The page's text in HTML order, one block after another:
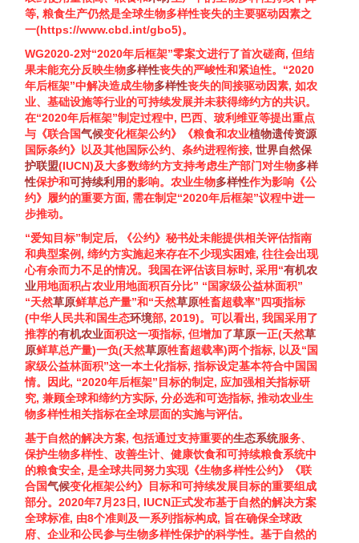
等, 粮食生产仍然是全球生物多样性丧失的主要驱动因素之
一(https://www.cbd.int/gbo5)。
WG2020-2对“2020年后框架”零案文进行了首次磋商, 但结
果未能充分反映生物多样性丧失的严峻性和紧迫性。“2020
年后框架”中解决造成生物多样性丧失的间接驱动因素, 如农
业、基础设施等行业的可持续发展并未获得缔约方的共识。
在“2020年后框架”制定过程中, 巴西、玻利维亚等提出重点
与《联合国气候变化框架公约》《粮食和农业植物遗传资源
国际条约》以及其他国际公约、条约进程衔接, 世界自然保
护联盟(IUCN)及大多数缔约方支持考虑生产部门对生物多样
性保护和可持续利用的影响。农业生物多样性作为影响《公
约》履约的重要方面, 需在制定“2020年后框架”议程中进一
步推动。
“爱知目标”制定后, 《公约》秘书处未能提供相关评估指南
和典型案例, 缔约方实施起来存在不少现实困难, 往往会出现
心有余而力不足的情况。我国在评估该目标时, 采用“有机农
业用地面积占农业用地面积百分比” “国家级公益林面积”
“天然草原鲜草总产量”和“天然草原牲畜超载率”四项指标
(中华人民共和国生态环境部, 2019)。可以看出, 我国采用了
推荐的有机农业面积这一项指标, 但增加了草原一正(天然草
原鲜草总产量)一负(天然草原牲畜超载率)两个指标, 以及“国
家级公益林面积”这一本土化指标, 指标设定基本符合中国国
情。因此, “2020年后框架”目标的制定, 应加强相关指标研
究, 兼顾全球和缔约方实际, 分必选和可选指标, 推动农业生
物多样性相关指标在全球层面的实施与评估。
基于自然的解决方案, 包括通过支持重要的生态系统服务、
保护生物多样性、改善生计、健康饮食和可持续粮食系统中
的粮食安全, 是全球共同努力实现《生物多样性公约》《联
合国气候变化框架公约》目标和可持续发展目标的重要组成
部分。2020年7月23日, IUCN正式发布基于自然的解决方案
全球标准, 由8个准则及一系列指标构成, 旨在确保全球政
府、企业和公民参与生物多样性保护的科学性。基于自然的